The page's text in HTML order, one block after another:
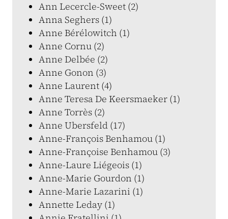
Ann Lecercle-Sweet (2)
Anna Seghers (1)
Anne Bérélowitch (1)
Anne Cornu (2)
Anne Delbée (2)
Anne Gonon (3)
Anne Laurent (4)
Anne Teresa De Keersmaeker (1)
Anne Torrès (2)
Anne Ubersfeld (17)
Anne-François Benhamou (1)
Anne-Françoise Benhamou (3)
Anne-Laure Liégeois (1)
Anne-Marie Gourdon (1)
Anne-Marie Lazarini (1)
Annette Leday (1)